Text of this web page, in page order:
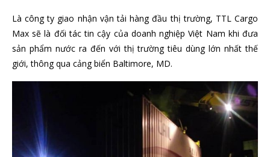
Là công ty giao nhận vận tải hàng đầu thị trường, TTL Cargo
Max sẽ là đối tác tin cậy của doanh nghiệp Việt Nam khi đưa
sản phẩm nước ra đến với thị trường tiêu dùng lớn nhất thế
giới, thông qua cảng biển Baltimore, MD.